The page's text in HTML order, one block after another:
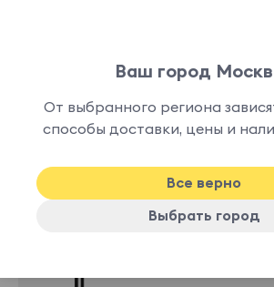
Ваш город
От выбранного региона
способы доставки, цены и
Все верно
Выбрать город